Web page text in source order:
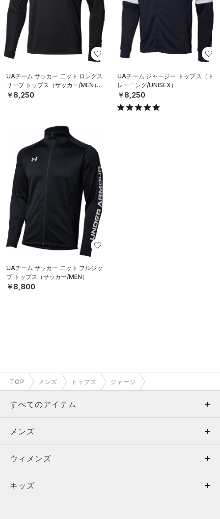
UAチーム サッカー 二ット ロングス
リーブ トップス（サッカー/MEN）
￥8,250
UAチーム ジャージー トップス（ト
レーニング/UNISEX）
￥8,250
UAチーム サッカー 二ット フルジッ
プ トップス（サッカー/MEN）
￥8,800
TOP メンズ トップス ジャージ
すべてのアイテム
メンズ
ウィメンズ
キッズ
メンズ
トップス
ボトムス
ウィメンズ
トップス
キッズ